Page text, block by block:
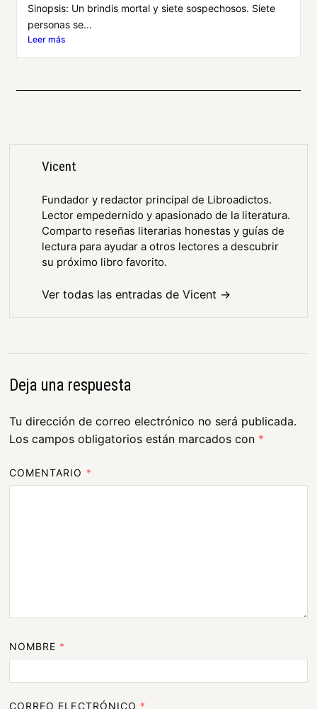
Sinopsis: Un brindis mortal y siete sospechosos. Siete
personas se...
Leer más
Vicent
Fundador y redactor principal de Libroadictos.
Lector empedernido y apasionado de la literatura.
Comparto reseñas literarias honestas y guías de
lectura para ayudar a otros lectores a descubrir
su próximo libro favorito.
Ver todas las entradas de Vicent →
Deja una respuesta
Tu dirección de correo electrónico no será publicada.
Los campos obligatorios están marcados con *
COMENTARIO *
NOMBRE *
CORREO ELECTRÓNICO *